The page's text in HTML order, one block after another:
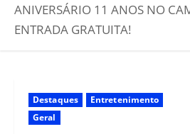
ANIVERSÁRIO 11 ANOS NO
ENTRADA GRATUITA!
Destaques
Entretenimento
Geral